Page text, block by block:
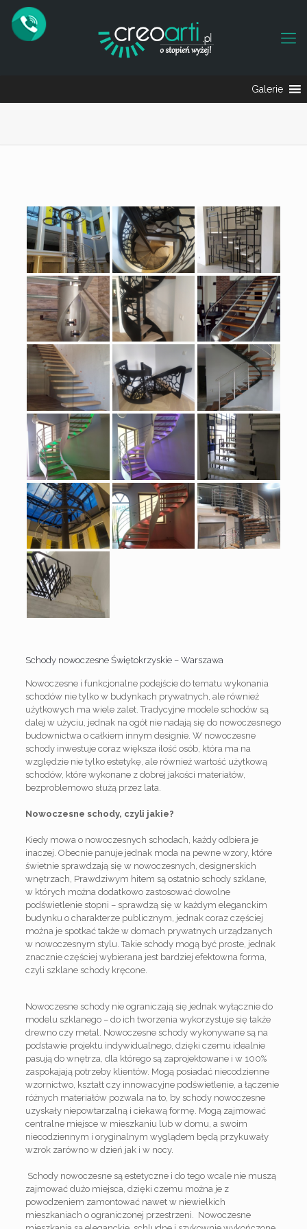
Galerie
Schody nowoczesne Świętokrzyskie – Warszawa
Nowoczesne i funkcjonalne podejście do tematu wykonania
schodów nie tylko w budynkach prywatnych, ale również
użytkowych ma wiele zalet. Tradycyjne modele schodów są
dalej w użyciu, jednak na ogół nie nadają się do nowoczesnego
budownictwa o całkiem innym designie. W nowoczesne
schody inwestuje coraz większa ilość osób, która ma na
względzie nie tylko estetykę, ale również wartość użytkową
schodów, które wykonane z dobrej jakości materiałów,
bezproblemowo służą przez lata.
Nowoczesne schody, czyli jakie?
Kiedy mowa o nowoczesnych schodach, każdy odbiera je
inaczej. Obecnie panuje jednak moda na pewne wzory, które
świetnie sprawdzają się w nowoczesnych, designerskich
wnętrzach, Prawdziwym hitem są ostatnio schody szklane,
w których można dodatkowo zastosować dowolne
podświetlenie stopni – sprawdzą się w każdym eleganckim
budynku o charakterze publicznym, jednak coraz częściej
można je spotkać także w domach prywatnych urządzanych
w nowoczesnym stylu. Takie schody mogą być proste, jednak
znacznie częściej wybierana jest bardziej efektowna forma,
czyli szklane schody kręcone.
Nowoczesne schody nie ograniczają się jednak wyłącznie do
modelu szklanego – do ich tworzenia wykorzystuje się także
drewno czy metal. Nowoczesne schody wykonywane są na
podstawie projektu indywidualnego, dzięki czemu idealnie
pasują do wnętrza, dla którego są zaprojektowane i w 100%
zaspokajają potrzeby klientów. Mogą posiadać niecodzienne
wzornictwo, kształt czy innowacyjne podświetlenie, a łączenie
różnych materiałów pozwala na to, by schody nowoczesne
uzyskały niepowtarzalną i ciekawą formę. Mogą zajmować
centralne miejsce w mieszkaniu lub w domu, a swoim
niecodziennym i oryginalnym wyglądem będą przykuwały
wzrok zarówno w dzień jak i w nocy.
Schody nowoczesne są estetyczne i do tego wcale nie muszą
zajmować dużo miejsca, dzięki czemu można je z
powodzeniem zamontować nawet w niewielkich
mieszkaniach o ograniczonej przestrzeni. Nowoczesne